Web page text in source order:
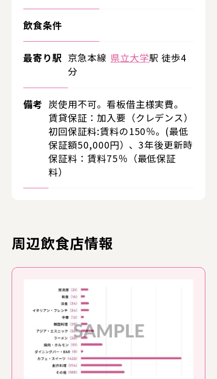
飲食条件
最寄り駅 京急本線 県立大学駅 徒歩4
分
備考 炭使用不可。看板借主様実費。
賃貸保証：加入要（クレデンス）
初回保証料:賃料の150％。(最低
保証額50,000円）、3年後更新時
保証料：賃料75％（最低保証
料）
周辺飲食店情報